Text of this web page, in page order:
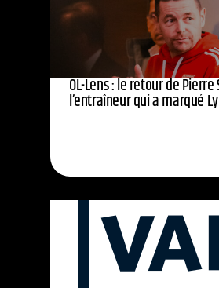
OL-Lens : le retour de Pierre
l’entraîneur qui a marqué